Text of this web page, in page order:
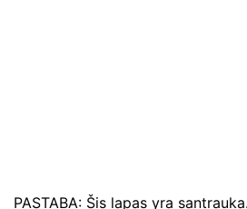
PASTABA: Šis lapas yra